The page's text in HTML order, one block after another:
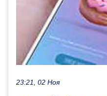
23:21, 02 Ноя